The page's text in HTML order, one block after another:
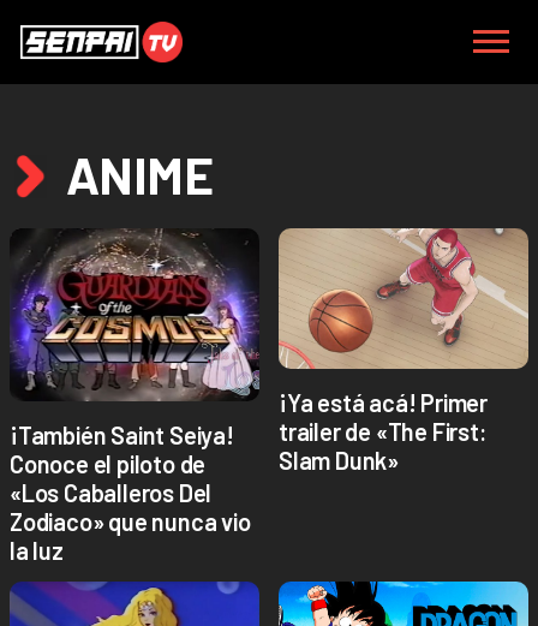
ANIME
¡También Saint Seiya!
Conoce el piloto de
«Los Caballeros Del
Zodiaco» que nunca vio
la luz
¡Ya está acá! Primer
trailer de «The First:
Slam Dunk»